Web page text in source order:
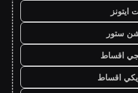
ايتونز
ستور
اقساط
اقساط